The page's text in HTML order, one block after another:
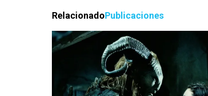
RelacionadoPublicaciones